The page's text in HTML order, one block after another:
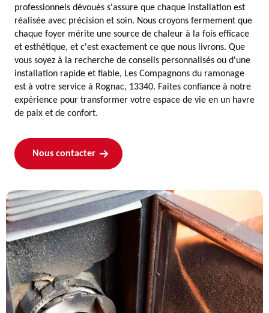
professionnels dévoués s'assure que chaque installation est
réalisée avec précision et soin. Nous croyons fermement que
chaque foyer mérite une source de chaleur à la fois efficace
et esthétique, et c'est exactement ce que nous livrons. Que
vous soyez à la recherche de conseils personnalisés ou d'une
installation rapide et fiable, Les Compagnons du ramonage
est à votre service à Rognac, 13340. Faites confiance à notre
expérience pour transformer votre espace de vie en un havre
de paix et de confort.
Nous contacter